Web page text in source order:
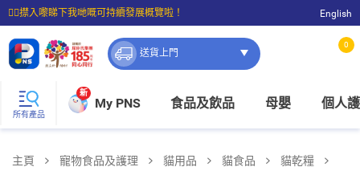
☝🏼㩒入嚟睇下我哋嘅可持續發展概覽啦！
⭐購物滿$399即享免費送貨；滿$100即可免費店取。
English
送貨上門
0
所有產品
新
My PNS 食品及飲品 母嬰 個人
主頁 寵物食品及護理 貓用品 貓食品
貓乾糧